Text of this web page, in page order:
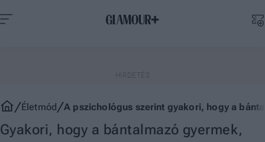
Életmód A pszichológus szerint gyakori, hogy a
Gyakori, hogy a bántalmazó gyermek,